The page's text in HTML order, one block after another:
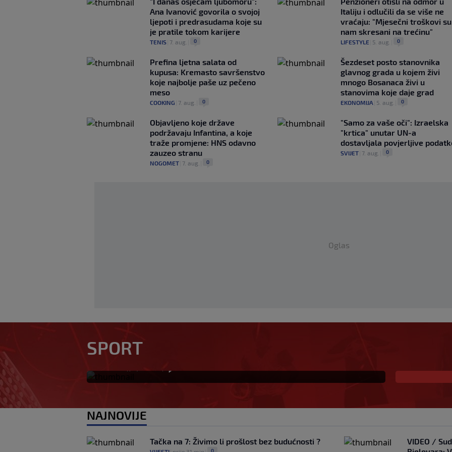
Ana Ivanović govorila o svojoj
ljepoti i predrasudama koje su
je pratile tokom karijere
TENIS 7. aug. 0
Italiju i odlučili da se više ne
vraćaju: "Mjesečni troškovi su
nam skresani na trećinu"
LIFESTYLE| 5. aug. 0
Prefina ljetna salata od
kupusa: Kremasto savršenstvo
koje najbolje paše uz pečeno
meso
COOKING 7. aug. 0
Šezdeset posto stanovnika
glavnog grada u kojem živi
mnogo Bosanaca živi u
stanovima koje daje grad
EKONOMIJA 5. aug. 0
Objavljeno koje države
podržavaju Infantina, a koje
traže promjene: HNS odavno
zauzeo stranu
NOGOMET 7. aug. 0
"Samo za vaše oči": Izraelska
"krtica" unutar UN-a
dostavljala povjerljive
SVIJET| 7. aug. 0
Oglas
SPORT
plavi voz
NAJNOVIJE
Tačka na 7: Živimo li prošlost bez budućnosti ?
0
VIDEO /